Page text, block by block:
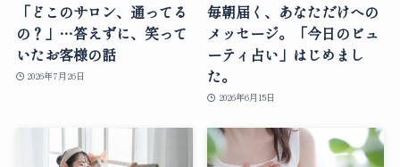
「どこのサロン、通ってる
の？」…答えずに、笑って
いたお客様の話
2026年7月26日
毎朝届く、あなただけへの
メッセージ。「今日のビュ
ーティ占い」はじめまし
た。
2026年6月15日